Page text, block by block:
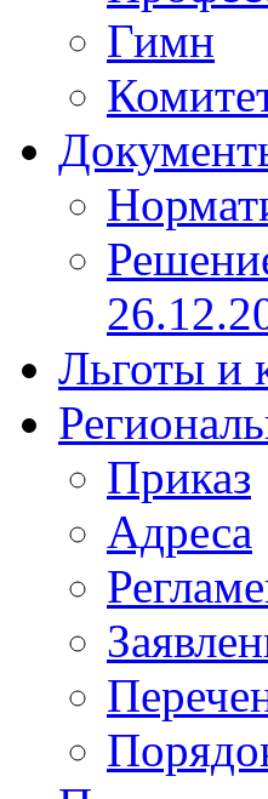
Гимн
Льготы и
Приказ
Адреса